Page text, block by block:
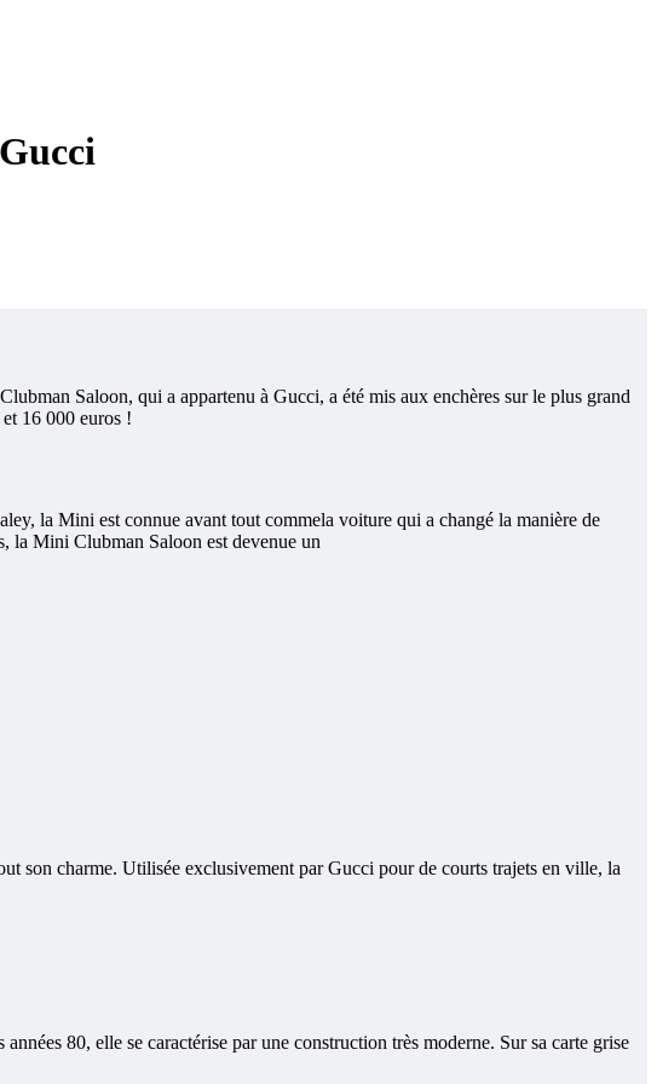
Saloon, qui a appartenu à Gucci, a été mis aux enchères sur le plus grand
16 000 euros !
la Mini est connue avant tout commela voiture qui a changé la manière de
la Mini Clubman Saloon est devenue un
son charme. Utilisée exclusivement par Gucci pour de courts trajets en ville, la
80, elle se caractérise par une construction très moderne. Sur sa carte grise